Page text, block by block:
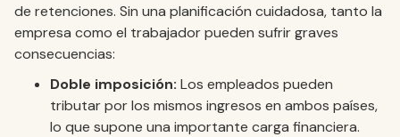
de retenciones. Sin una planificación cuidadosa, tanto la
empresa como el trabajador pueden sufrir graves
consecuencias:
Doble imposición: Los empleados pueden
tributar por los mismos ingresos en ambos países,
lo que supone una importante carga financiera.